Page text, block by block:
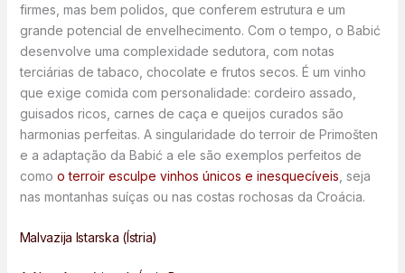
firmes, mas bem polidos, que conferem estrutura e um
grande potencial de envelhecimento. Com o tempo, o Babić
desenvolve uma complexidade sedutora, com notas
terciárias de tabaco, chocolate e frutos secos. É um vinho
que exige comida com personalidade: cordeiro assado,
guisados ricos, carnes de caça e queijos curados são
harmonias perfeitas. A singularidade do terroir de Primošten
e a adaptação da Babić a ele são exemplos perfeitos de
como o terroir esculpe vinhos únicos e inesquecíveis , seja
nas montanhas suíças ou nas costas rochosas da Croácia.
Malvazija Istarska (Ístria)